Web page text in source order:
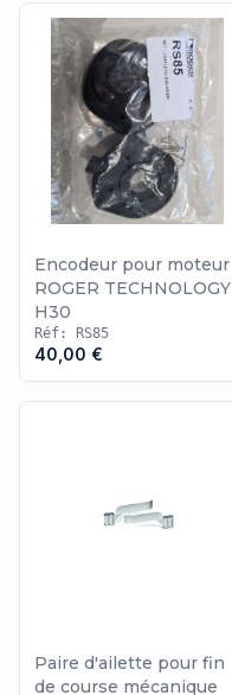
Encodeur pour moteur
ROGER TECHNOLOGY
H30
Réf: RS85
40,00 €
Paire d'ailette pour fin
de course mécanique